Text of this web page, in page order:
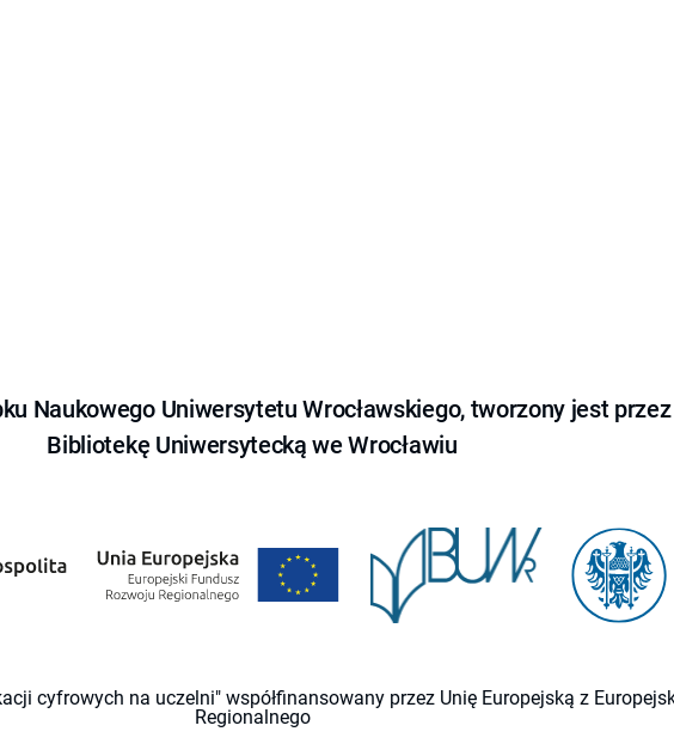
Naukowego Uniwersytetu Wrocławskiego, tworzony jest przez
Bibliotekę Uniwersytecką we Wrocławiu
cyfrowych na uczelni" współfinansowany przez Unię Europejską z
Regionalnego